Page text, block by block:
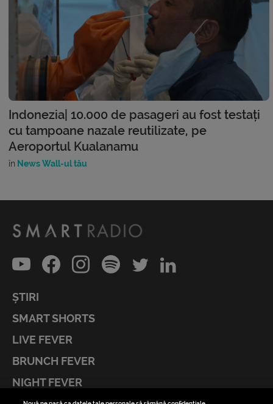
Indonezia| 10.000 de pasageri au fost testați
cu tampoane nazale reutilizate, pe
Aeroportul Kualanamu
în News Wall-ul tău
ȘTIRI
SMART SHORTS
LIVE FEVER
BRUNCH FEVER
NIGHT FEVER